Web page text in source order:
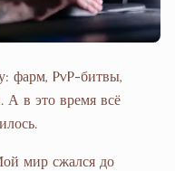
фарм, PvP-битвы,
А в это время всё
мир сжался до